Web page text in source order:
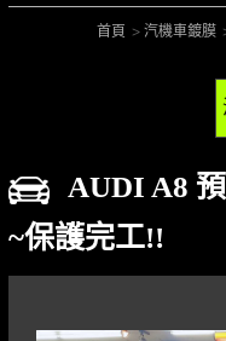
首頁 汽機車鍍膜
AUDI A8
~保護完工!!